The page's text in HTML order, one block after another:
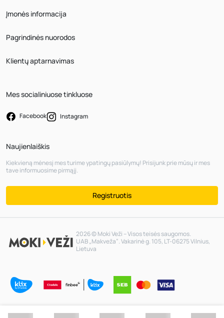
Įmonės informacija
Pagrindinės nuorodos
Klientų aptarnavimas
Mes socialiniuose tinkluose
Facebook Instagram
Naujienlaiškis
Kiekvieną mėnesį mes turime ypatingų pasiūlymų! Prisijunk prie mūsų ir mes
tave informuosime pirmąjį.
Registruotis
2026 © Moki Veži – Visos teisės saugomos.
UAB „Makveža“. Vakarinė g. 105, LT-06275 Vilnius,
Lietuva